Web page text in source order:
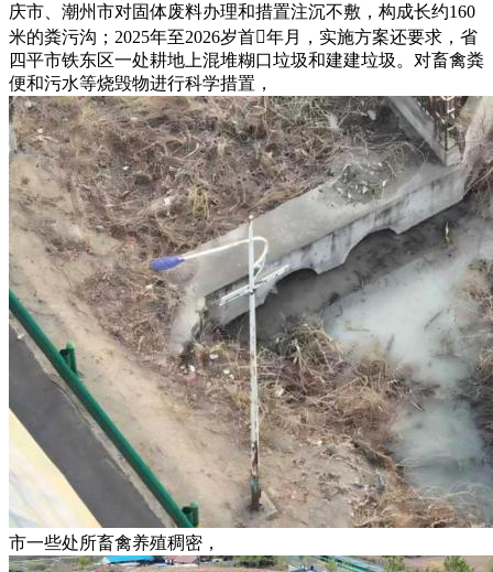
庆市、潮州市对固体废料办理和措置注沉不敷，构成长约160
米的粪污沟；2025年至2026岁首年月，实施方案还要求，省
四平市铁东区一处耕地上混堆糊口垃圾和建建垃圾。对畜禽粪
便和污水等烧毁物进行科学措置，
市一些处所畜禽养殖稠密，